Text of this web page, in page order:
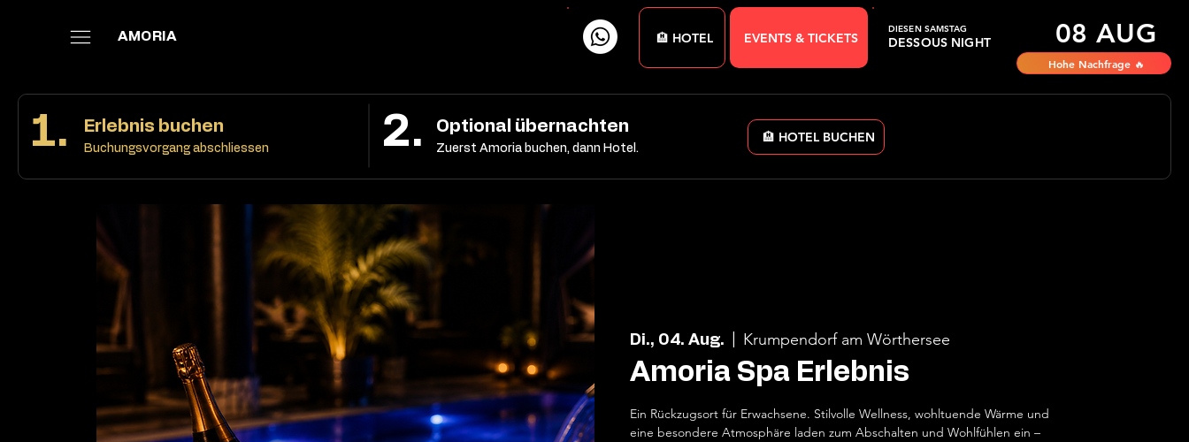
🏨 HOTEL EVENTS & TICKETS DESSOUS NIGHT 08 AUG
DIESEN SAMSTAG
Hohe Nachfrage 🔥
AMORIA
1. Erlebnis buchen
Buchungsvorgang abschliessen 2. Optional übernachten
Zuerst Amoria buchen, dann Hotel.
🏨 HOTEL BUCHEN
Di., 04. Aug. Krumpendorf am Wörthersee
Amoria Spa Erlebnis
Ein Rückzugsort für Erwachsene. Stilvolle Wellness, wohltuende Wärme und
eine besondere Atmosphäre laden zum Abschalten und Wohlfühlen ein –